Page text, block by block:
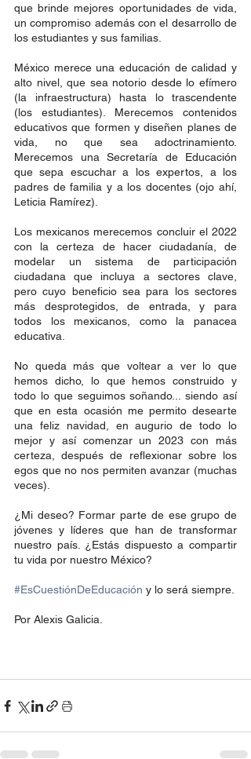
que brinde mejores oportunidades de vida,
un compromiso además con el desarrollo de
los estudiantes y sus familias.
México merece una educación de calidad y
alto nivel, que sea notorio desde lo efímero
(la infraestructura) hasta lo trascendente
(los estudiantes). Merecemos contenidos
educativos que formen y diseñen planes de
vida, no que sea adoctrinamiento.
Merecemos una Secretaría de Educación
que sepa escuchar a los expertos, a los
padres de familia y a los docentes (ojo ahí,
Leticia Ramírez).
Los mexicanos merecemos concluir el 2022
con la certeza de hacer ciudadanía, de
modelar un sistema de participación
ciudadana que incluya a sectores clave,
pero cuyo beneficio sea para los sectores
más desprotegidos, de entrada, y para
todos los mexicanos, como la panacea
educativa.
No queda más que voltear a ver lo que
hemos dicho, lo que hemos construido y
todo lo que seguimos soñando... siendo así
que en esta ocasión me permito desearte
una feliz navidad, en augurio de todo lo
mejor y así comenzar un 2023 con más
certeza, después de reflexionar sobre los
egos que no nos permiten avanzar (muchas
veces).
¿Mi deseo? Formar parte de ese grupo de
jóvenes y líderes que han de transformar
nuestro país. ¿Estás dispuesto a compartir
tu vida por nuestro México?
#EsCuestiónDeEducación y lo será siempre.
Por Alexis Galicia.